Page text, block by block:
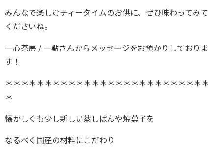
みんなで楽しむティータイムのお供に、ぜひ味わってみて
くださいね。
一心茶房 / 一點さんからメッセージをお預かりしておりま
す！
＊＊＊＊＊＊＊＊＊＊＊＊＊＊＊＊＊＊＊＊＊＊＊＊＊＊
＊
懐かしくも少し新しい蒸しぱんや焼菓子を
なるべく国産の材料にこだわり